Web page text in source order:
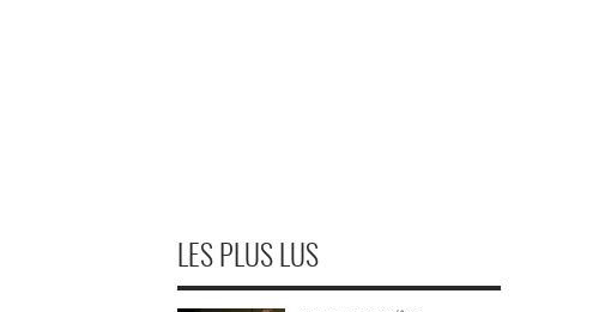
LES PLUS LUS